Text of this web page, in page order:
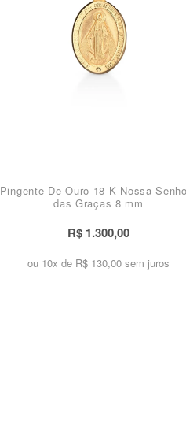
Pingente De Ouro 18 K Nossa
das Graças 8 mm
R$ 1.300,00
ou 10x de R$ 130,00 sem juros